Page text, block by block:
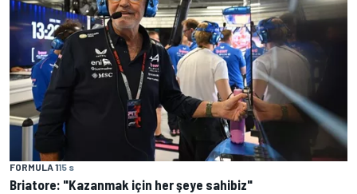
FORMULA 115 s
Briatore: "Kazanmak için her şeye sahibiz"